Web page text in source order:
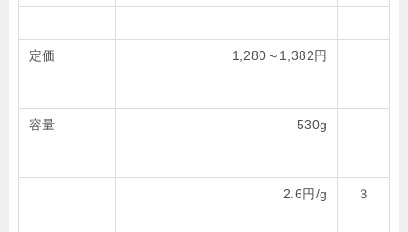
定価 1,280～1,382円
容量 530g
2.6円/g ３